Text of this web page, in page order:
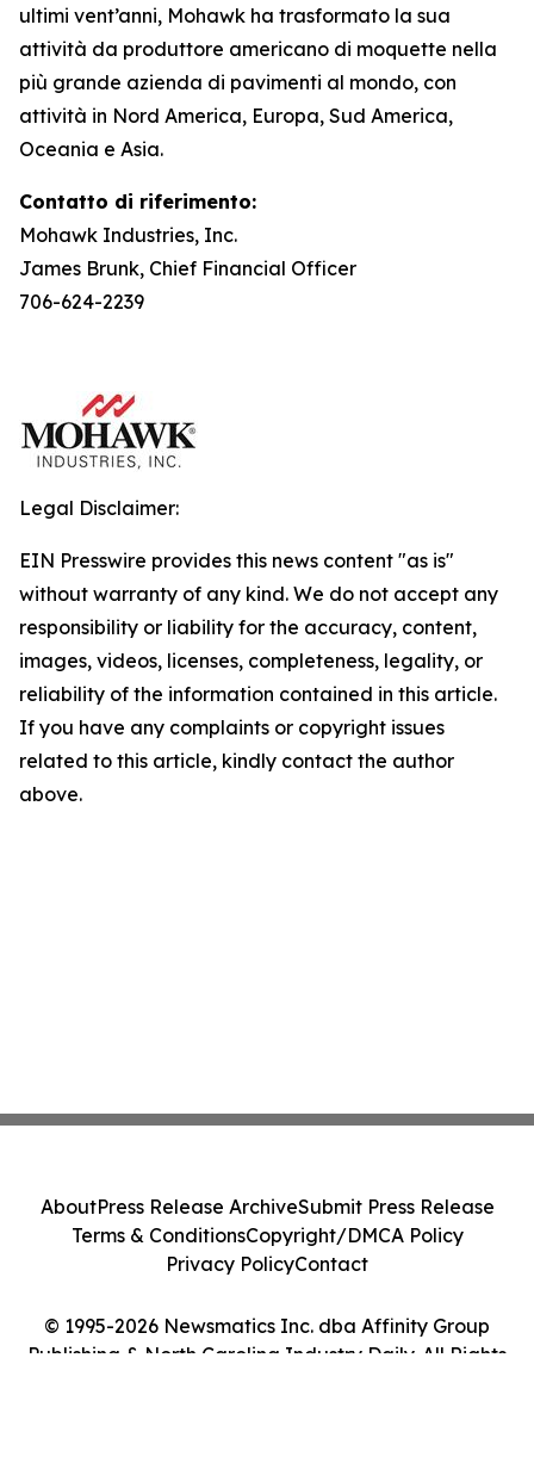
ultimi vent’anni, Mohawk ha trasformato la sua
attività da produttore americano di moquette nella
più grande azienda di pavimenti al mondo, con
attività in Nord America, Europa, Sud America,
Oceania e Asia.
Contatto di riferimento:
Mohawk Industries, Inc.
James Brunk, Chief Financial Officer
706-624-2239
Legal Disclaimer:
EIN Presswire provides this news content "as is"
without warranty of any kind. We do not accept any
responsibility or liability for the accuracy, content,
images, videos, licenses, completeness, legality, or
reliability of the information contained in this article.
If you have any complaints or copyright issues
related to this article, kindly contact the author
above.
© 1995-2026 Newsmatics Inc. dba Affinity Group
Publishing & North Carolina Industry Daily. All Rights
AboutPress Release ArchiveSubmit Press Release
Terms & ConditionsCopyright/DMCA Policy
Privacy PolicyContact